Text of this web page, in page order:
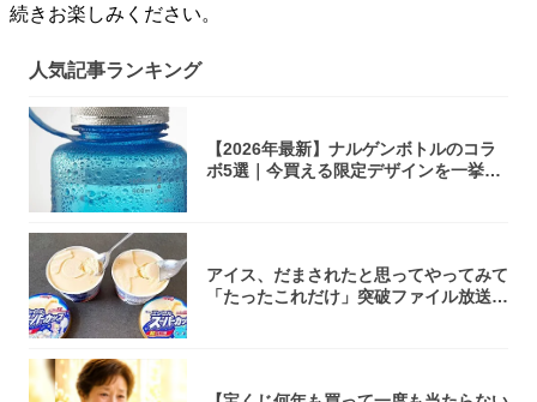
続きお楽しみください。
人気記事ランキング
【2026年最新】ナルゲンボトルのコラ
ボ5選｜今買える限定デザインを一挙紹
アイス、だまされたと思ってやってみて
「たったこれだけ」突破ファイル放送で